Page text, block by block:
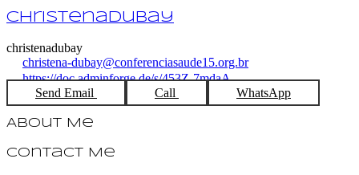
christenadubay
christenadubay
christena-dubay@conferenciasaude15.org.br
https://doc.adminforge.de/s/453Z-7mdaA
Send Email
Call WhatsApp
About Me
Contact Me